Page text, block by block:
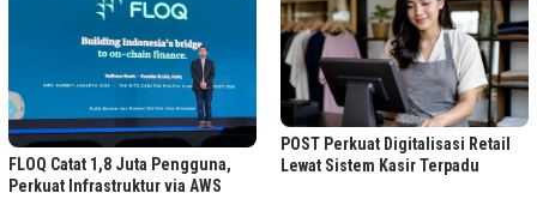
FLOQ Catat 1,8 Juta Pengguna,
Perkuat Infrastruktur via AWS
POST Perkuat Digitalisasi Retail
Lewat Sistem Kasir Terpadu